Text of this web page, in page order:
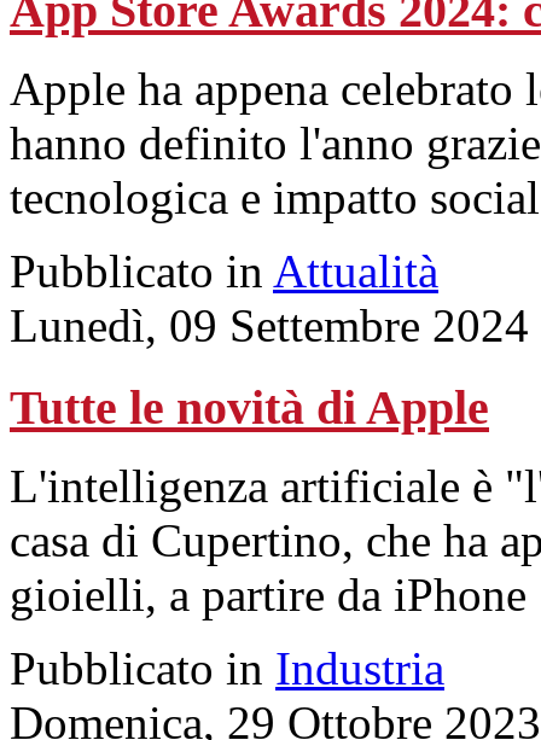
Apple ha appena
hanno definito l'anno
tecnologica e impatto
Pubblicato in Attualità
Lunedì, 09 Settembre
Tutte le novità di Apple
L'intelligenza artificiale è
casa di Cupertino, che ha
gioielli, a partire da iPhone
Pubblicato in Industria
Domenica, 29 Ottobre